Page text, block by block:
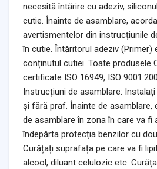
necesită întărire cu adeziv,
cutie. Înainte de asamblare,
avertismentelor din instrucțiunile
în cutie. Întăritorul adeziv (Primer)
conținutul cutiei. Toate produsele
certificate ISO 16949, ISO
Instrucțiuni de asamblare:
și fără praf. Înainte de asamblare,
de asamblare în zona în care va fi
îndepărta protecția benzilor cu
Curățați suprafața pe care va fi
alcool, diluant celulozic etc.